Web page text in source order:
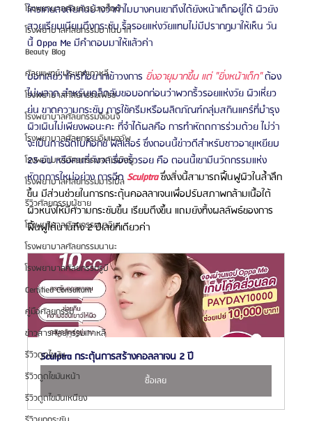
โรงพยาบาลศัลยกรรมเอท็อป
โรงพยาบาลศัลยกรรมบาโนบากิ
Beauty Blog
ศัลยแพทย์ ประเทศเกาหลี
โรงพยาบาลศัลยกรรมเฟรช
โรงพยาบาลศัลยกรรมจีเอ็นจี
โรงพยาบาลศัลยกรรมอิมเมจอัพ
โรงพยาบาลศัลยกรรมเจดับเบิลยู
โรงพยาบาลศัลยกรรมมาร์เบิ้ล
รีวิวศัลยกรรมผู้ชาย
โรงพยาบาลศัลยกรรมมาอิน
โรงพยาบาลศัลยกรรมนานะ
โรงพยาบาลศัลยกรรมรูบี
Certified Consultant
คู่มือศัลยกรรม
ข่าวสารศัลยกรรมเกาหลี
รีวิวดูดไขมัน
รีวิวดูดไขมันหน้า
รีวิวดูดไขมันเหนียง
ใครเคยสงสัยกันบ้างว่าทำไมบางคนเขาถึงได้ยังหน้าเด็กอยู่ได้ ผิวยัง
สวยเรียบเนียนตึงกระชับ ริ้วรอยแห่งวัยแทบไม่มีปรากฏมาให้เห็น วัน
นี้ Oppa Me มีคำตอบมาให้แล้วค่า
บอกเลยว่าใครที่อยากเข้าวงการ ยิ่งอายุมากขึ้น แต่ "ยิ่งหน้าเด็ก" ต้อง
ไม่พลาด สำหรับเคล็ดลับขอบอกก่อนว่าพวกริ้วรอยแห่งวัย ผิวเหี่ยว
ย่น ขาดความกระชับ การใช้ครีมหรือผลิตภัณฑ์กลุ่มสกินแคร์ที่บำรุง
ผิวเผินไม่เพียงพอนะคะ ที่จำได้ผลคือ การทำหัตถการร่วมด้วย ไม่ว่า
จะเป็นการฉีดโบท็อกซ์ ฟิลเลอร์ ซึ่งตอนนี้ข่าวดีสำหรับชาวอายุเหยียบ
25 อัป หรือคนที่กังวลเรื่องริ้วรอย คือ ตอนนี้เขามีนวัตกรรมแห่ง
หัตถการใหม่อย่าง การฉีด Sculptra ซึ่งสิ่งนี้สามารถฟื้นฟูผิวในล้ำลึก
ขึ้น มีส่วนช่วยในการกระตุ้นคอลลาเจนเพื่อปรับสภาพกล้ามเนื้อใต้
ผิวหนังให้มีความกระชับขึ้น เรียบตึงขึ้น แถมยังทิ้งผลลัพธ์ของการ
ฟื้นฟูได้นานถึง 2 ปีเลยทีเดียวค่า
Sculptra กระตุ้นการสร้างคอลลาเจน 2 ปี
ซื้อเลย